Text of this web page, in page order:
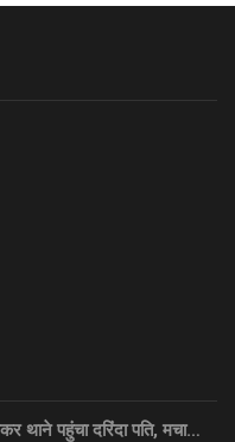
थाने पहुंचा दरिंदा पति, मचा…